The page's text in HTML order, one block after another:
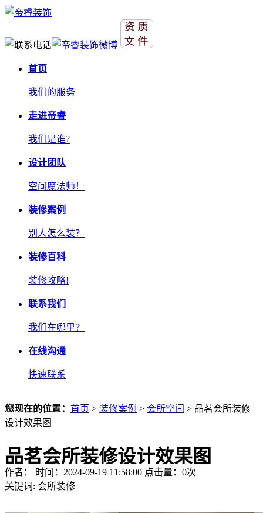
首页
我们的服务
走进帝睿
我们是谁?
设计团队
空间魔法师！
装修案例
别人怎么装？
装修百科
装修攻略!
联系我们
我们在哪里？
在线沟通
快速联系
您现在的位置： 首页 > 装修案例 > 会所空间 > 品茗会所装修
设计效果图
品茗会所装修设计效果图
作者： 时间：2024-09-19 11:58:00 点击量： 0次
关键词: 会所装修